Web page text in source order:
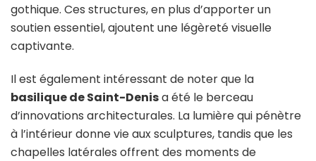
gothique. Ces structures, en plus d’apporter un
soutien essentiel, ajoutent une légèreté visuelle
captivante.
Il est également intéressant de noter que la
basilique de Saint-Denisa été le berceau
d’innovations architecturales. La lumière qui pénètre
à l’intérieur donne vie aux sculptures, tandis que les
chapelles latérales offrent des moments de